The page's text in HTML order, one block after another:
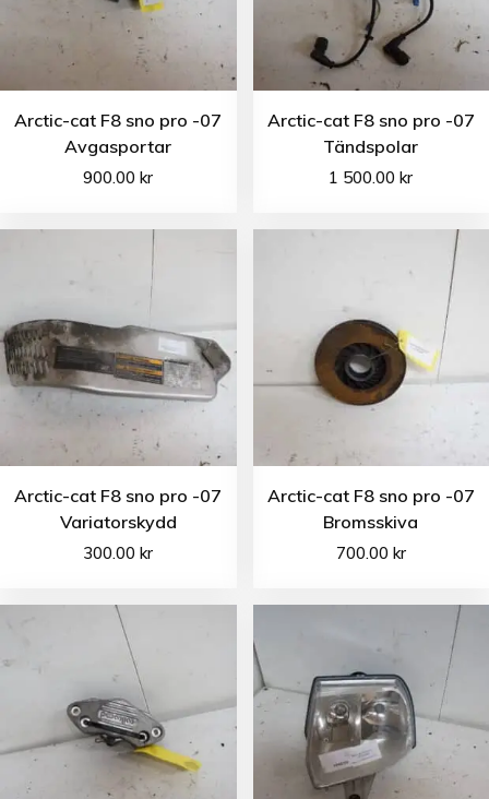
Arctic-cat F8 sno pro -07
Avgasportar
900.00kr
Arctic-cat F8 sno pro -07
Tändspolar
1 500.00kr
Arctic-cat F8 sno pro -07
Variatorskydd
300.00kr
Arctic-cat F8 sno pro -07
Bromsskiva
700.00 kr